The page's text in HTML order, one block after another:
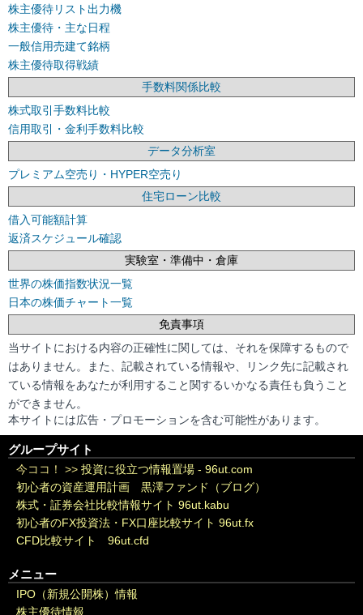
株主優待リスト出力機
株主優待・主な日程
一般信用売建て銘柄
株主優待取得戦績
手数料関係比較
株式取引手数料比較
信用取引・金利手数料比較
データ分析室
プレミアム空売り・HYPER空売り
住宅ローン比較
借入可能額計算
返済スケジュール確認
実験室・準備中・倉庫
世界の株価指数状況一覧
日本の株価チャート一覧
免責事項
当サイトにおける内容の正確性に関しては、それを保障するもので
はありません。また、記載されている情報や、リンク先に記載され
ている情報をあなたが利用すること関するいかなる責任も負うこと
ができません。
本サイトには広告・プロモーションを含む可能性があります。
グループサイト
今ココ！ >> 投資に役立つ情報置場 - 96ut.com
初心者の資産運用計画 黒澤ファンド（ブログ）
株式・証券会社比較情報サイト 96ut.kabu
初心者のFX投資法・FX口座比較サイト 96ut.fx
CFD比較サイト 96ut.cfd
メニュー
IPO（新規公開株）情報
株主優待情報